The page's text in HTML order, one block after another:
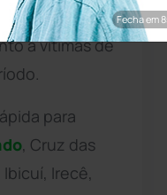
foco na
a vítimas de
para
, Cruz das
Ibicuí, Irecê,
Fecha em